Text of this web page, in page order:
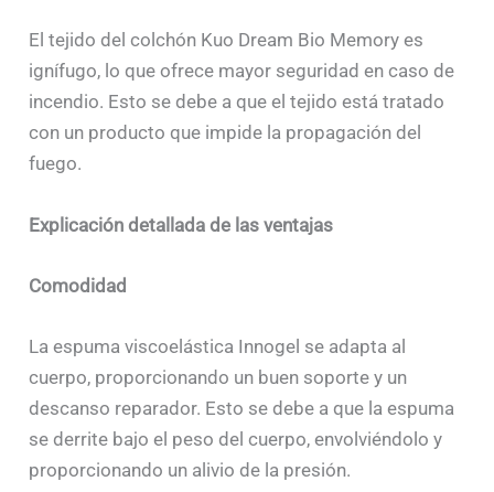
El tejido del colchón Kuo Dream Bio Memory es
ignífugo, lo que ofrece mayor seguridad en caso de
incendio. Esto se debe a que el tejido está tratado
con un producto que impide la propagación del
fuego.
Explicación detallada de las ventajas
Comodidad
La espuma viscoelástica Innogel se adapta al
cuerpo, proporcionando un buen soporte y un
descanso reparador. Esto se debe a que la espuma
se derrite bajo el peso del cuerpo, envolviéndolo y
proporcionando un alivio de la presión.